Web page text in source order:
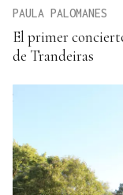
PAULA PALOMANES
El primer
de Trandeiras